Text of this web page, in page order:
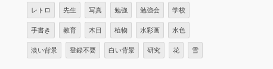
レトロ 先生 写真 勉強 勉強会 学校
手書き 教育 木目 植物 水彩画 水色
淡い背景 登録不要 白い背景 研究 花 雪